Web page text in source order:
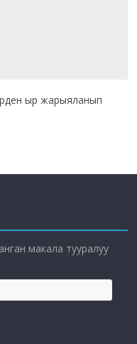
ыр жарыяланып
макала тууралуу